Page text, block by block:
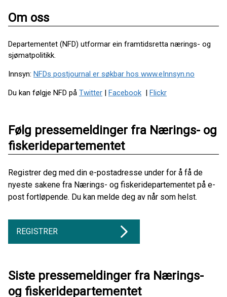
Om oss
Departementet (NFD) utformar ein framtidsretta nærings- og
sjømatpolitikk.
Innsyn: NFDs postjournal er søkbar hos www.eInnsyn.no
Du kan følgje NFD på Twitter | Facebook | Flickr
Følg pressemeldinger fra Nærings- og
fiskeridepartementet
Registrer deg med din e-postadresse under for å få de
nyeste sakene fra Nærings- og fiskeridepartementet på e-
post fortløpende. Du kan melde deg av når som helst.
REGISTRER
Siste pressemeldinger fra Nærings-
og fiskeridepartementet